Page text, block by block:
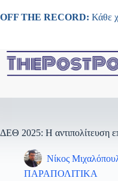
στο
OFF THE RECORD: Κάθε
ΔΕΘ 2025: Η αντιπολίτευση
Νίκος
ΠΑΡΑΠΟΛΙΤΙΚΑ